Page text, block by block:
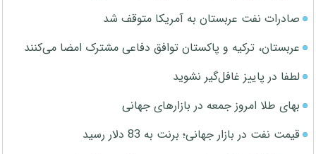
صادرات نفت عربستان به آمریکا متوقف شد
عربستان، ترکیه و پاکستان توافق دفاعی مشترک امضا می‌کنند
لطفا در پاییز غافل‌گیر نشوید
بهای طلا امروز جمعه در بازارهای جهانی
قیمت نفت در بازار جهانی؛ برنت به 83 دلار رسید